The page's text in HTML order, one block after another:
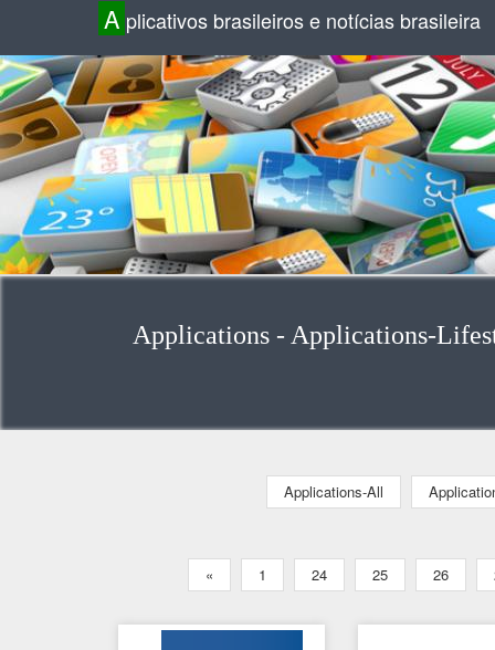
A plicativos brasileiros e notícias brasileira
Applications - Applications-
Applications-All
« 1 24 25 26